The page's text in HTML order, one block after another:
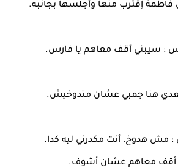
فاطمة إقترب منها وأجلسها بجانبه.
: سيبني أقف معاهم يا فارس.
هنا جمبي عشان متدوخيش.
مش هدوخ، أنت مكدرني ليه كدا.
أقف معاهم عشان أشوف.